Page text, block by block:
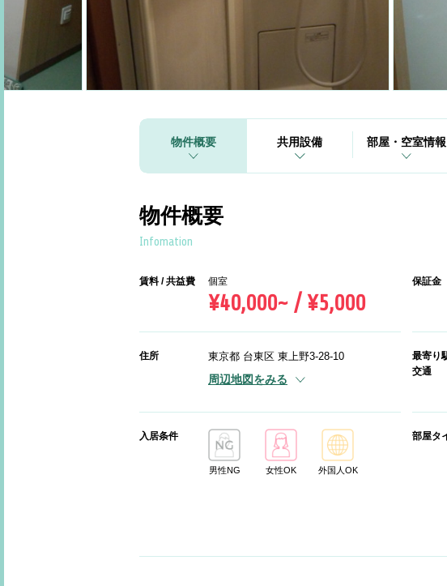
物件概要 共用設備 部屋・空室情報
物件概要
Infomation
賃料 / 共益費 個室
¥40,000~ / ¥5,000
保証金
住所 東京都 台東区 東上野3-28-10
周辺地図をみる
最寄り
交通
入居条件
男性NG 女性OK 外国人OK
部屋タ